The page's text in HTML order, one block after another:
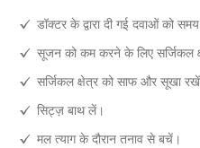
डॉक्टर के द्वारा दी गई दवाओं को
सूजन को कम करने के लिए सर्जिकल
सर्जिकल क्षेत्र को साफ और सूखा
सिट्ज़ बाथ लें।
मल त्याग के दौरान तनाव से बचें।